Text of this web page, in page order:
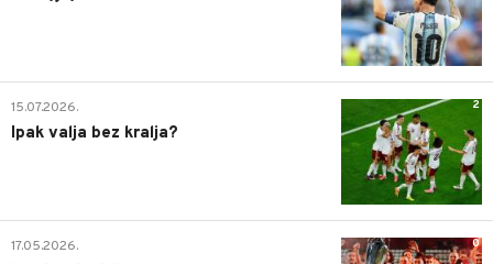
2
15.07.2026.
Ipak valja bez kralja?
0
17.05.2026.